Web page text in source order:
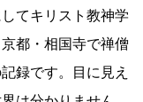
てキリスト教神学
都・相国寺で禅僧
録です。目に見え